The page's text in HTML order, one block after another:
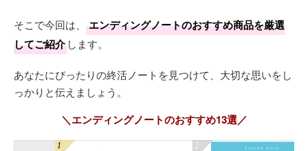
そこで今回は、
エンディングノートのおすすめ商品を厳選
してご紹介 します。
あなたにぴったりの終活ノートを見つけて、大切な思いをし
っかりと伝えましょう。
＼エンディングノートのおすすめ13選／